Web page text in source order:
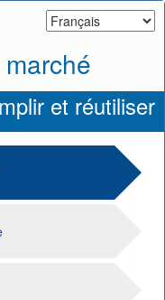
et réutiliser